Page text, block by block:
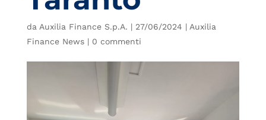
da Auxilia Finance S.p.A. | 27/06/2024 | Auxilia
Finance News| 0 commenti